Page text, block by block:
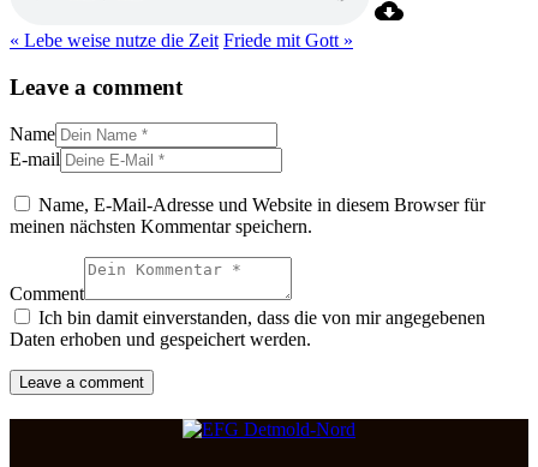
« Lebe weise nutze die Zeit Friede mit Gott »
Leave a comment
Name
E-mail
Name, E-Mail-Adresse und Website in diesem Browser für
meinen nächsten Kommentar speichern.
Comment
Ich bin damit einverstanden, dass die von mir angegebenen
Daten erhoben und gespeichert werden.